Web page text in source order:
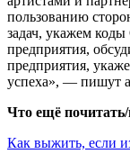
пользованию
задач, укажем
предприятия,
предприятия,
успеха», — пишут
Что ещё почитать/
Как выжить, если